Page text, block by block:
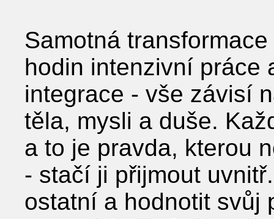
Samotná
hodin intenzivní práce
integrace - vše závisí
těla, mysli a duše.
a to je pravda, kterou
- stačí ji přijmout
ostatní a hodnotit svůj